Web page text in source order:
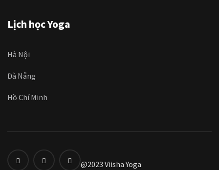
Lịch học Yoga
Hà Nội
Đà Nẵng
Hồ Chí Minh
@2023 Viisha Yoga